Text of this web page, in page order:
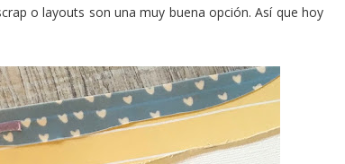
o layouts son una muy buena opción. Así que hoy